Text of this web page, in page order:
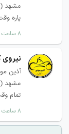
مشهد
پاره
۸ ساعت پیش
نیروی
آذین
مشهد
تمام
۸ ساعت پیش